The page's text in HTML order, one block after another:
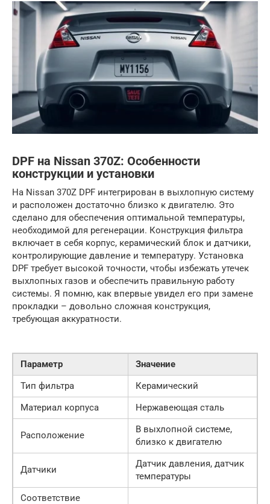
DPF на Nissan 370Z: Особенности
конструкции и установки
На Nissan 370Z DPF интегрирован в выхлопную систему
и расположен достаточно близко к двигателю. Это
сделано для обеспечения оптимальной температуры,
необходимой для регенерации. Конструкция фильтра
включает в себя корпус, керамический блок и датчики,
контролирующие давление и температуру. Установка
DPF требует высокой точности, чтобы избежать утечек
выхлопных газов и обеспечить правильную работу
системы. Я помню, как впервые увидел его при замене
прокладки – довольно сложная конструкция,
требующая аккуратности.
Параметр
Значение
Тип фильтра
Керамический
Материал корпуса
Нержавеющая сталь
Расположение
В выхлопной системе,
близко к двигателю
Датчики
Датчик давления, датчик
температуры
Соответствие